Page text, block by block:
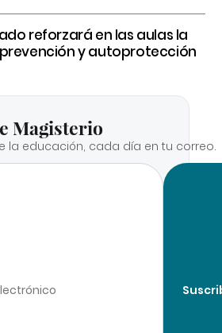
reforzará en las aulas la
y autoprotección
Magisterio
la educación, cada día en tu correo.